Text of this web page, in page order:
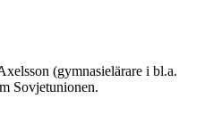
(gymnasielärare i bl.a.
Sovjetunionen.